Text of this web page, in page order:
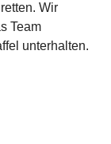
Wir
Team
unterhalten.